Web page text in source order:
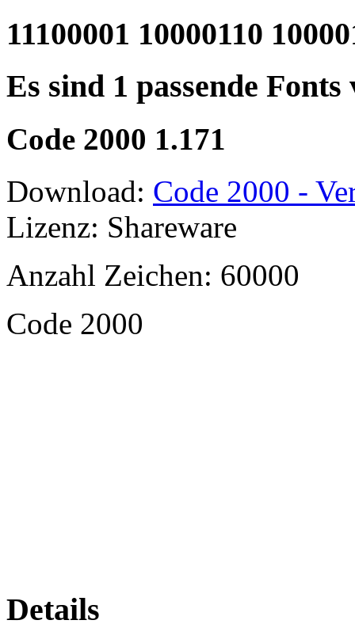
11100001 10000110
Es sind 1 passende
Code 2000 1.171
Download: Code 2000 -
Lizenz: Shareware
Anzahl Zeichen: 60000
Code 2000
Details